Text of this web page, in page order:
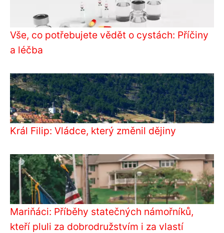
Vše, co potřebujete vědět o cystách: Příčiny
a léčba
Král Filip: Vládce, který změnil dějiny
Mariňáci: Příběhy statečných námořníků,
kteří pluli za dobrodružstvím i za vlastí